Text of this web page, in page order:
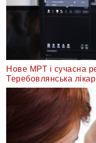
Нове МРТ і сучасна
Теребовлянська